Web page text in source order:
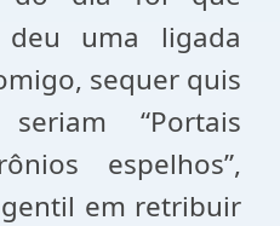
deu uma ligada
sequer quis
“Portais
espelhos”,
em retribuir